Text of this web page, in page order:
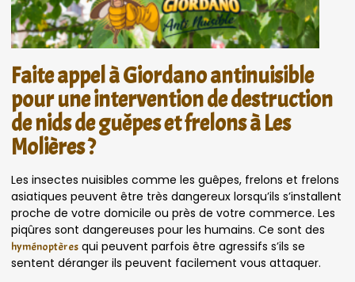
Faite appel à Giordano antinuisible
pour une intervention de destruction
de nids de guêpes et frelons à Les
Molières ?
Les insectes nuisibles comme les guêpes, frelons et frelons
asiatiques peuvent être très dangereux lorsqu’ils s’installent
proche de votre domicile ou près de votre commerce. Les
piqûres sont dangereuses pour les humains. Ce sont des
hyménoptères qui peuvent parfois être agressifs s’ils se
sentent déranger ils peuvent facilement vous attaquer.